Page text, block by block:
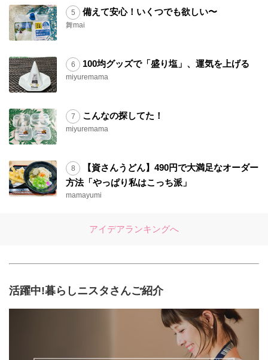
備えて安心！いくつでも欲しい〜
舞mai
100均グッズで「盛り塩」、運気を上げる
miyuremama
こんなの探してた！
miyuremama
【資さんうどん】490円で大満足なオーダー
方法「やっぱり私はこっち派」
mamayumi
アイデアランキングへ
活躍中!暮らしニスタさんご紹介